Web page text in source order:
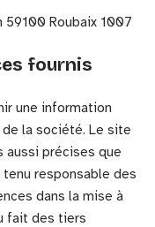
59100 Roubaix 1007
fournis
une information
la société. Le site
aussi précises que
responsable des
dans la mise à
fait des tiers